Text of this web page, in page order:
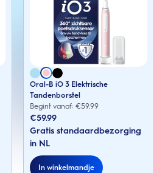
Oral-B iO 3 Elektrische
Tandenborstel
Begint vanaf: €59.99
€59.99
Gratis standaardbezorging
in NL
In winkelmandje